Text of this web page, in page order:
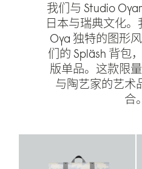
我们与 Studio
日本与瑞典文化。
Oya 独特的图形
们的 Spläsh 背包
版单品。这款限
与陶艺家的艺术
合。